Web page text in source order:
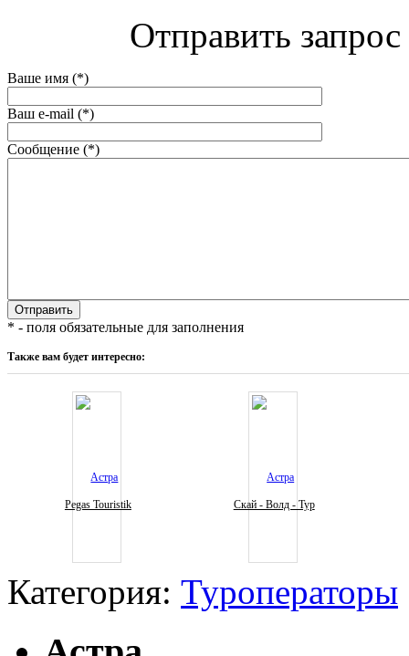
Отправить
Ваше имя (*)
Ваш e-mail (*)
Сообщение (*)
* - поля обязательные для заполнения
Также вам будет интересно:
Pegas Touristik Скай - Волд - Тур
Категория: Туроператоры